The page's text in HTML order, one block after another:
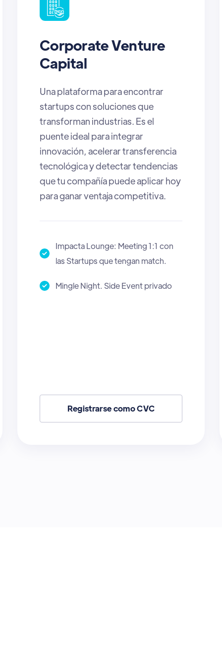
Angel Investors
Impactaland es una oportunidad
única para angel investors: un
espacio donde descubrir startups
con alto potencial, conectar con
VCs y otros inversionistas para
coinvertir, y acceder a instancias
exclusivas de networking que
permiten generar relaciones
estratégicas y detectar
en el ecosistema LATAM.
las Startups que tengan match.
Registrarse como AI